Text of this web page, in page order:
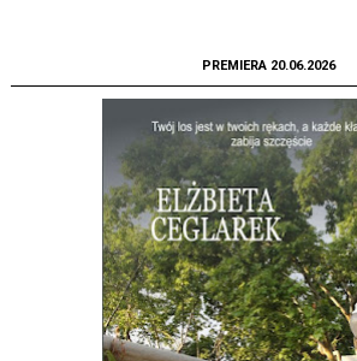
PREMIERA 20.06.2026